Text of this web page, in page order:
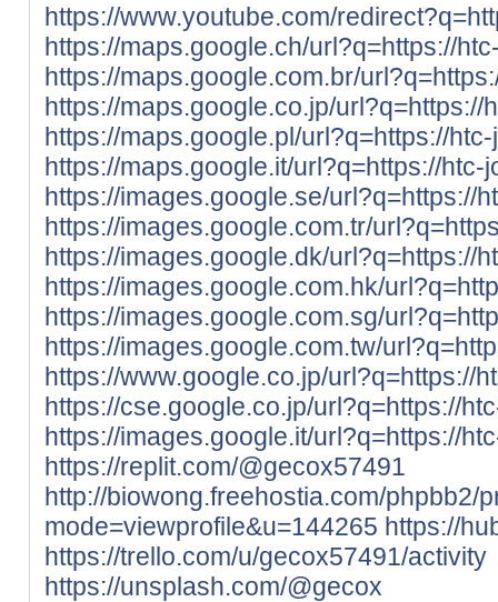
https://www.youtube.com/
https://maps.google.ch/url?q=https://
https://maps.google.com.br/
https://maps.google.co.jp/url?q=https://
https://maps.google.pl/url?q=https://
https://maps.google.it/url?q=https://htc-
https://images.google.se/url?q=https://
https://images.google.com.tr/
https://images.google.dk/url?q=https://
https://images.google.com.hk/
https://images.google.com.sg/
https://images.google.com.tw/
https://www.google.co.jp/url?q=https://
https://cse.google.co.jp/url?q=https://
https://images.google.it/url?q=https://
https://replit.com/@gecox57491
http://biowong.freehostia.com/phpbb2/
mode=viewprofile&u=144265 https://
https://trello.com/u/gecox57491/activity
https://unsplash.com/@gecox